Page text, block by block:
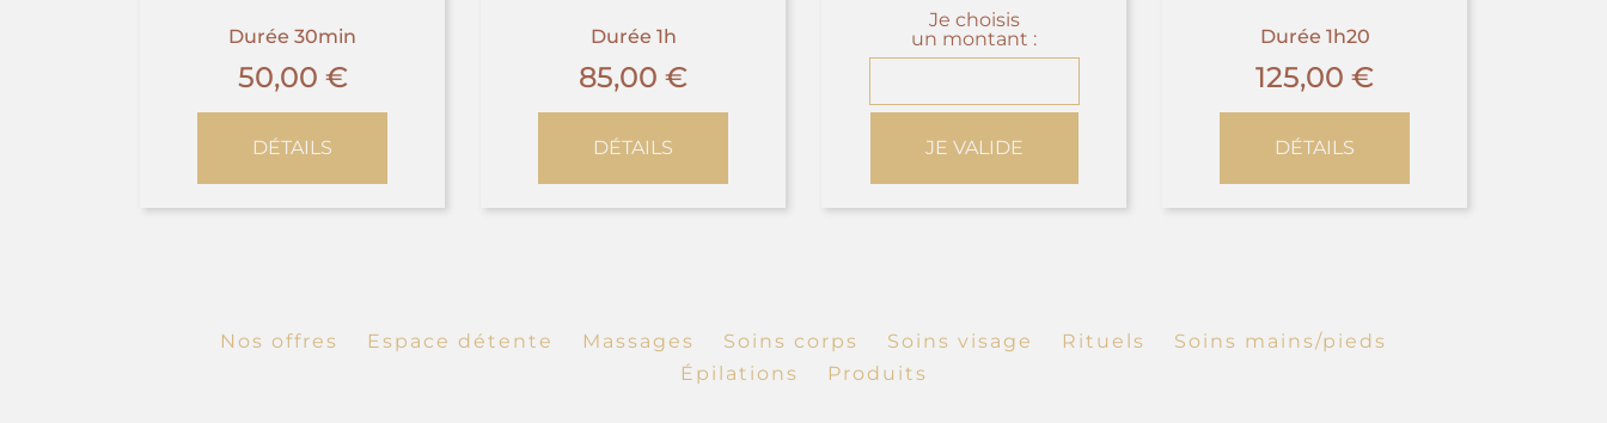
Durée 30min
50,00 €
DÉTAILS
Durée 1h
85,00 €
DÉTAILS
Je choisis
un montant :
JE VALIDE
Durée 1h20
125,00 €
DÉTAILS
Nos offres Espace détente Massages Soins corps Soins visage Rituels
Soins mains/pieds
Épilations
Produits